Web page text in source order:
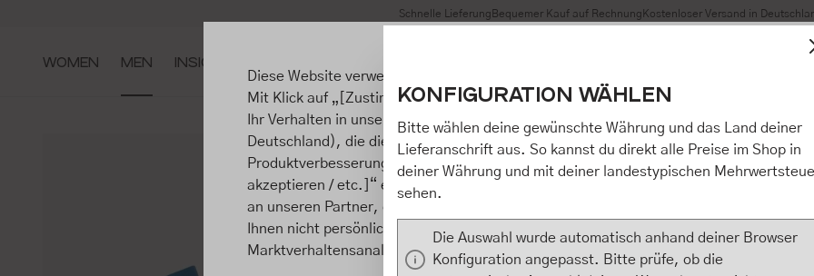
Zur Hauptnavigation springen Schnelle Lieferung Bequemer Kauf auf Rechnung Kostenloser Versand in
WOMEN MEN INSIGHTS
Diese Website verwendet Cookies, um eine bestmögliche Erfahrung bieten zu können.
Mit Klick auf „[Zustimmen / Alles akzeptieren / etc.]“ erteilen Sie Ihre Einwilligung
Ihr Verhalten in unserem Shop an unseren Partner, die shopware AG (Ebbinghoff 10,
Deutschland), die diese Daten Ihnen nicht persönlich zuordnen kann, sie aber zu
Produktverbesserungen, Marktverhaltensanalysen) verarbeiten darf. Mit Klick auf
akzeptieren / etc.]“ erteilen Sie Ihre Einwilligung auch in die Weitergabe über Ihr
an unseren Partner, die shopware AG (Ebbinghoff 10, 48624 Schöppingen,
Ihnen nicht persönlich zuordnen kann, sie aber zu eigenen Zwecken (z.B.
Marktverhaltensanalysen) verarbeiten darf.
KONFIGURATION WÄHLEN
Bitte wählen deine gewünschte Währung und das Land deiner
Lieferanschrift aus. So kannst du direkt alle Preise im Shop in
deiner Währung und mit deiner landestypischen
sehen.
Die Auswahl wurde automatisch anhand deiner Browser
Konfiguration angepasst. Bitte prüfe, ob die